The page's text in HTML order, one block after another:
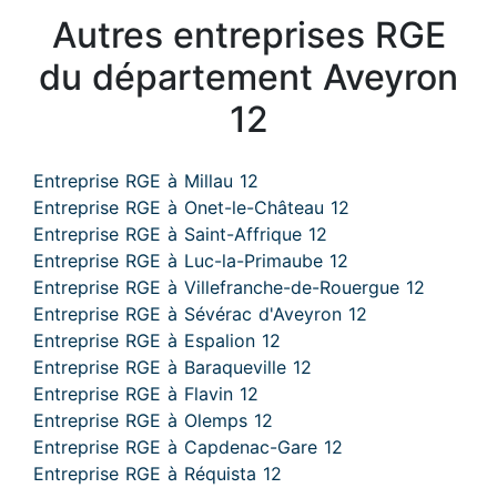
Autres entreprises RGE
du département Aveyron
12
Entreprise RGE à Millau 12
Entreprise RGE à Onet-le-Château 12
Entreprise RGE à Saint-Affrique 12
Entreprise RGE à Luc-la-Primaube 12
Entreprise RGE à Villefranche-de-Rouergue 12
Entreprise RGE à Sévérac d'Aveyron 12
Entreprise RGE à Espalion 12
Entreprise RGE à Baraqueville 12
Entreprise RGE à Flavin 12
Entreprise RGE à Olemps 12
Entreprise RGE à Capdenac-Gare 12
Entreprise RGE à Réquista 12